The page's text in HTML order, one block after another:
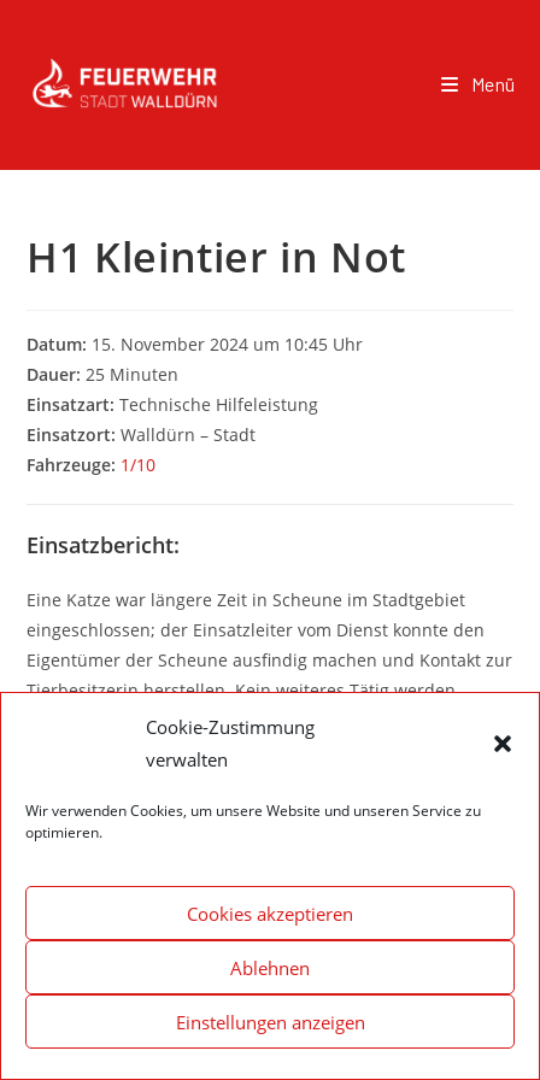
Cookie-Zustimmung
verwalten
Wir verwenden Cookies, um unsere Website und unseren Service zu
optimieren.
Cookies akzeptieren
Ablehnen
Einstellungen anzeigen
Menü
H1 Kleintier in Not
Datum: 15. November 2024 um 10:45 Uhr
Dauer: 25 Minuten
Einsatzart: Technische Hilfeleistung
Einsatzort: Walldürn – Stadt
Fahrzeuge: 1/10
Einsatzbericht:
Eine Katze war längere Zeit in Scheune im Stadtgebiet
eingeschlossen; der Einsatzleiter vom Dienst konnte den
Eigentümer der Scheune ausfindig machen und Kontakt zur
Tierbesitzerin herstellen. Kein weiteres Tätig werden
seitens der Feuerwehr erforderlich.